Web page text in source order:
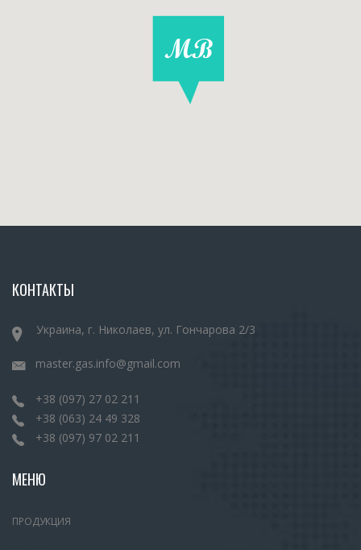
КОНТАКТЫ
Украина, г. Николаев, ул. Гончарова 2/3
master.gas.info@gmail.com
+38 (097) 27 02 211
+38 (063) 24 49 328
+38 (097) 97 02 211
МЕНЮ
ПРОДУКЦИЯ